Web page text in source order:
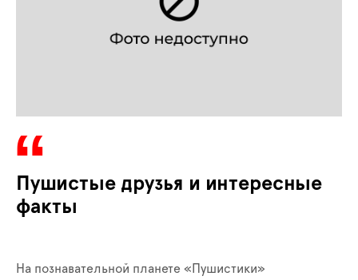
Пушистые друзья и интересные
факты
На познавательной планете «Пушистики»